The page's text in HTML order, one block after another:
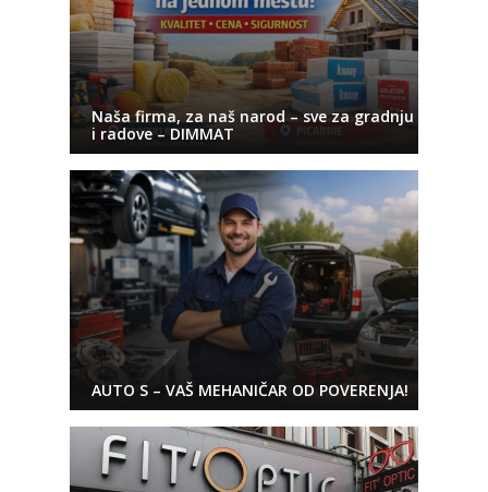
Naša firma, za naš narod – sve za gradnju
i radove – DIMMAT
AUTO S – VAŠ MEHANIČAR OD POVERENJA!